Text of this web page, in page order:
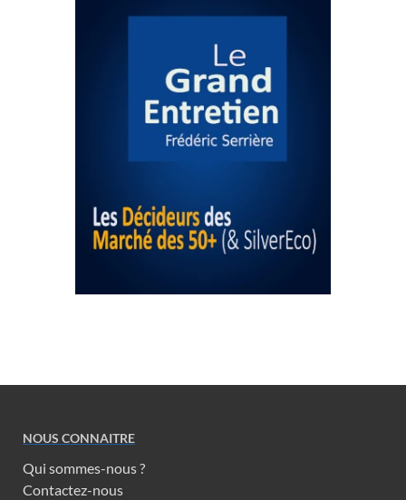
NOUS CONNAITRE
Qui sommes-nous ?
Contactez-nous